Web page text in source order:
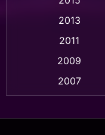
Based on a
2013
2011
2009
2007
2003